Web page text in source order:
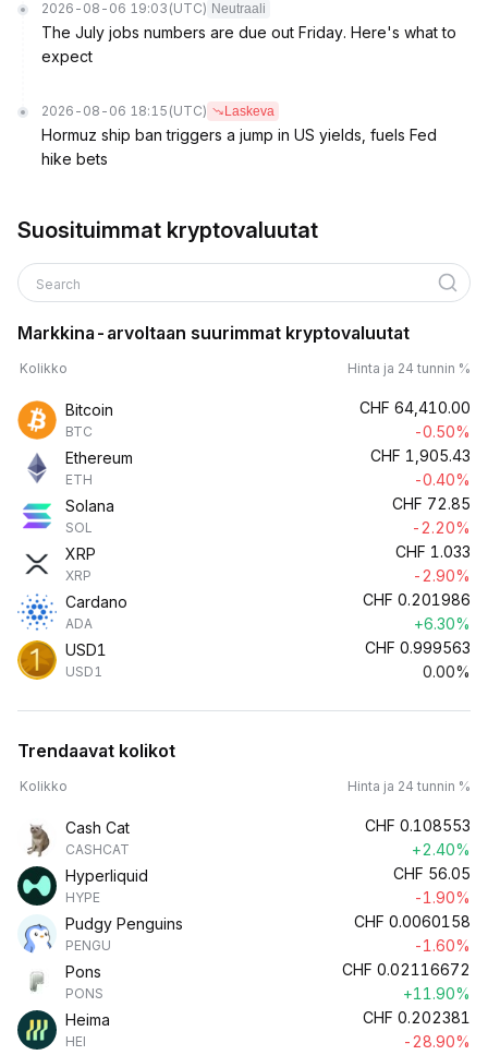
2026-08-06 19:03 (UTC) Neutraali
The July jobs numbers are due out Friday. Here's what to
expect
2026-08-06 18:15 (UTC) Laskeva
Hormuz ship ban triggers a jump in US yields, fuels Fed
hike bets
Suosituimmat kryptovaluutat
Search
Markkina-arvoltaan suurimmat kryptovaluutat
Kolikko Hinta ja 24 tunnin %
Bitcoin
BTC
CHF 64,410.00
-0.50%
Ethereum
ETH
CHF 1,905.43
-0.40%
Solana
SOL
CHF 72.85
-2.20%
XRP
XRP
CHF 1.033
-2.90%
Cardano
ADA
CHF 0.201986
+6.30%
USD1
USD1
CHF 0.999563
0.00%
Trendaavat kolikot
Kolikko Hinta ja 24 tunnin %
Cash Cat
CASHCAT
CHF 0.108553
+2.40%
Hyperliquid
HYPE
CHF 56.05
-1.90%
Pudgy Penguins
PENGU
CHF 0.0060158
-1.60%
Pons
PONS
CHF 0.02116672
+11.90%
Heima
HEI
CHF 0.202381
-28.90%